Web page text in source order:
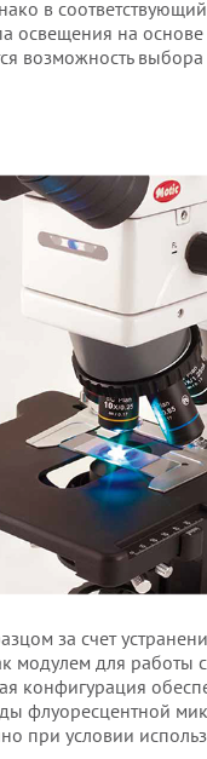
в
освещения на
возможность
за счет
модулем для работы
конфигурация
флуоресцентной
при условии